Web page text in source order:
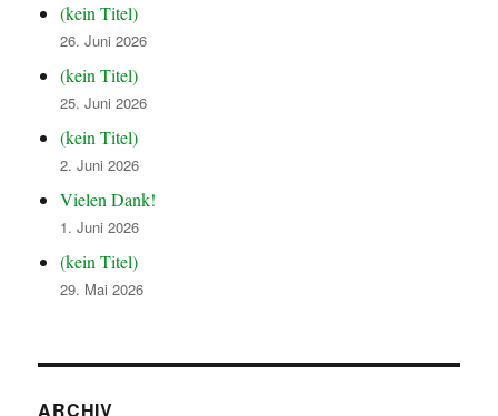
(kein Titel)
26. Juni 2026
(kein Titel)
25. Juni 2026
(kein Titel)
2. Juni 2026
Vielen Dank!
1. Juni 2026
(kein Titel)
29. Mai 2026
ARCHIV